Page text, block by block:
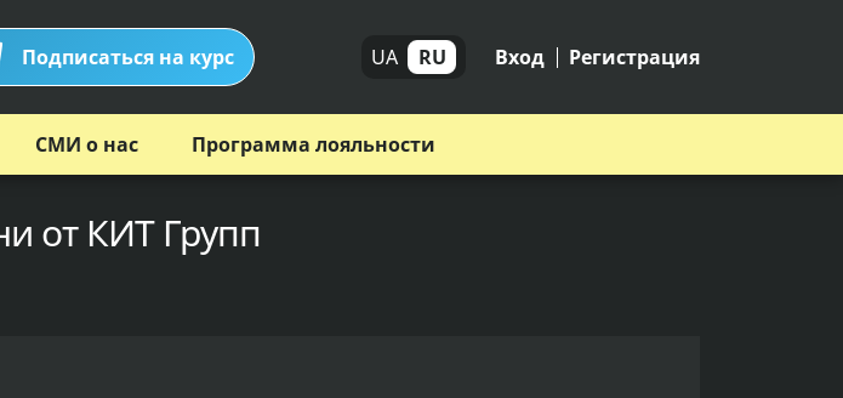
Подписаться на курс UA RU Вход Регистрация
СМИ о нас Программа лояльности
от КИТ Групп